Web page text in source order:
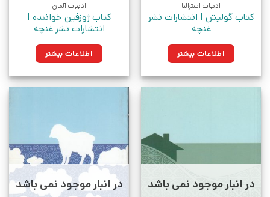
ادبیات استرالیا
کتاب گولیش | انتشارات نشر
غنچه
اطلاعات بیشتر
ادبیات آلمان
کتاب ژوزفین خواننده |
انتشارات نشر غنچه
اطلاعات بیشتر
در انبار موجود نمی باشد در انبار موجود نمی باشد